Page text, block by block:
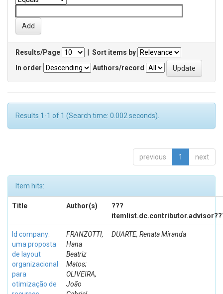
Results/Page
Sort items by
In order
Authors/record
Results 1-1 of 1 (Search time: 0.002 seconds).
previous 1 next
Item hits:
Title Author(s)
???
Id company:
uma proposta
de layout
organizacional
para
otimização de
FRANZOTTI,
Hana
Beatriz
Matos;
OLIVEIRA,
João
DUARTE, Renata Miranda